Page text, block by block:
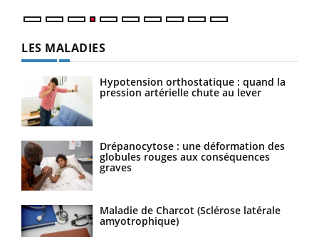
LES MALADIES
Hypotension orthostatique : quand la
pression artérielle chute au lever
Drépanocytose : une déformation des
globules rouges aux conséquences
graves
Maladie de Charcot (Sclérose latérale
amyotrophique)